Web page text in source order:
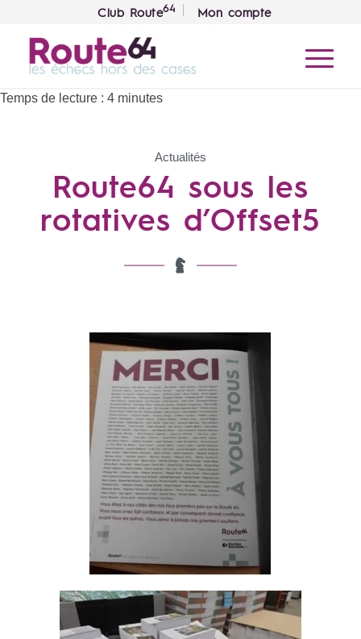
Club Route64 Mon compte
Temps de lecture : 4 minutes
Actualités
Route64 sous les
rotatives d’Offset5